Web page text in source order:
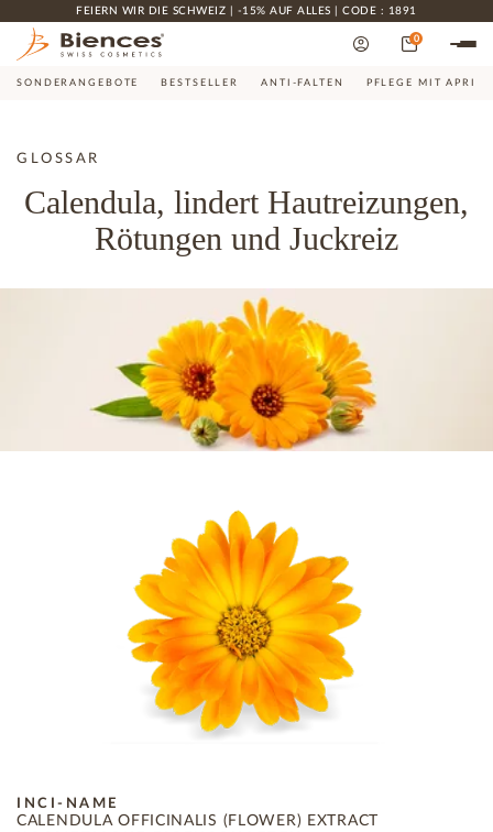
FEIERN WIR DIE SCHWEIZ | -15% AUF ALLES | CODE : 1891
0
SONDERANGEBOTE BESTSELLER ANTI-FALTEN PFLEGE MIT
GLOSSAR
Calendula, lindert Hautreizungen,
Rötungen und Juckreiz
INCI-NAME
CALENDULA OFFICINALIS (FLOWER) EXTRACT